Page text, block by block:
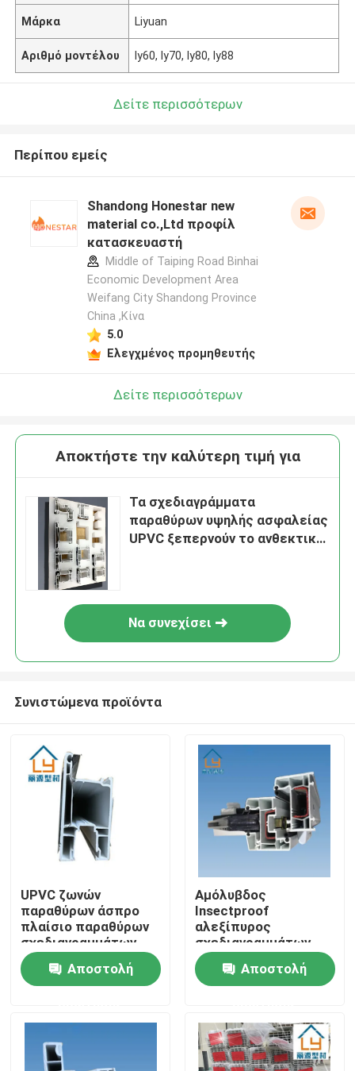
Σπίτι
βίντεο
Μάρκα Liyuan
Αριθμό μοντέλου ly60, ly70, ly80, ly88
Δείτε περισσότερων
Περίπου εμείς
Shandong Honestar new
material co.,Ltd προφίλ
κατασκευαστή
Middle of Taiping Road Binhai
Economic Development Area
Weifang City Shandong Province
China ,Κίνα
5.0
Ελεγχμένος προμηθευτής
Δείτε περισσότερων
Αποκτήστε την καλύτερη τιμή για
Τα σχεδιαγράμματα
παραθύρων υψηλής ασφαλείας
UPVC ξεπερνούν το ανθεκτικό
Να συνεχίσει
Συνιστώμενα προϊόντα
UPVC ζωνών
παραθύρων άσπρο
πλαίσιο παραθύρων
σχεδιαγραμμάτων
αμόλυβδο
γλιστρώντας
Αποστολή
Αμόλυβδος
Insectproof
αλεξίπυρος
σχεδιαγραμμάτων
παραθύρων UPVC
ολίσθησης και
Casement
Αποστολή